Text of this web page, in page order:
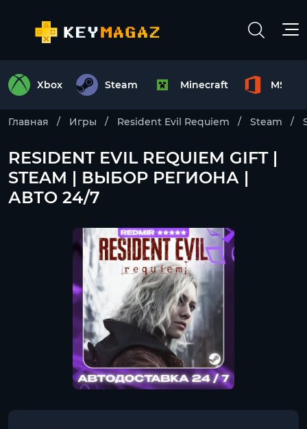
Xbox Steam Minecraft MS
Главная Игры Resident Evil Requiem Steam
RESIDENT EVIL REQUIEM GIFT |
STEAM | ВЫБОР РЕГИОНА |
АВТО 24/7